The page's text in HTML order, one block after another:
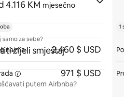
4.116 KM mjesečno
za sebe?
cijeli smještaj
putem Airbnba?
najma 2.460 $ USD
971 $ USD
1